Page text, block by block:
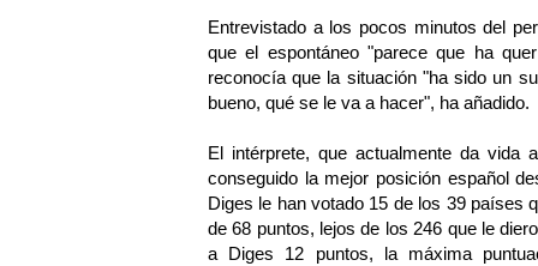
Entrevistado a los pocos minutos del
que el espontáneo "parece que ha
reconocía que la situación "ha sido un
bueno, qué se le va a hacer", ha añadido.
El intérprete, que actualmente da
conseguido la mejor posición español
Diges le han votado 15 de los 39 países
de 68 puntos, lejos de los 246 que le
a Diges 12 puntos, la máxima